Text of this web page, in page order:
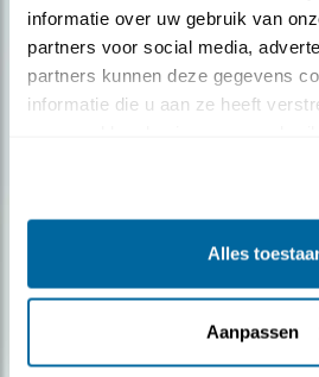
informatie over uw gebruik van
partners voor social media,
partners kunnen deze gegevens
informatie die u aan ze heeft
Alles
Aanpassen
Ontvang 5 x Vogels voor
Vogels is het tijdschrift voor